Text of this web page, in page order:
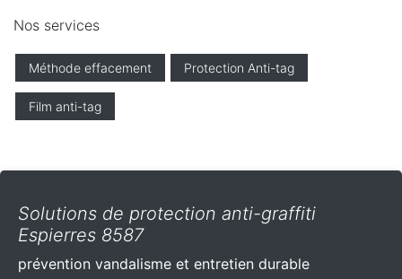
Nos services
Méthode effacement Protection Anti-tag
Film anti-tag
Solutions de protection anti-graffiti
Espierres 8587
prévention vandalisme et entretien durable